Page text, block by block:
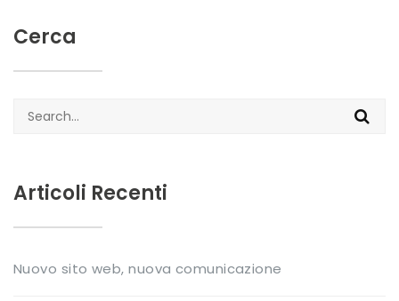
Cerca
Search
Articoli Recenti
Nuovo sito web, nuova comunicazione